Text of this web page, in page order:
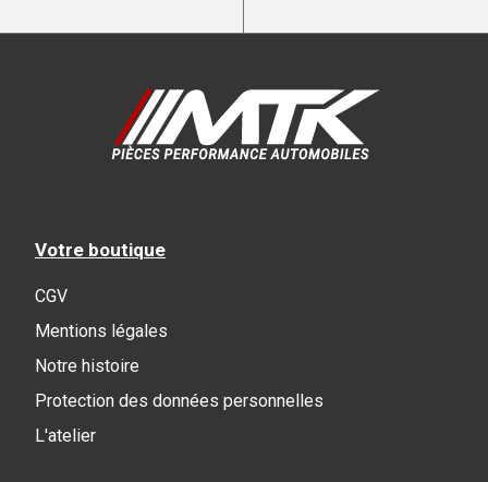
Votre boutique
CGV
Mentions légales
Notre histoire
Protection des données personnelles
L'atelier